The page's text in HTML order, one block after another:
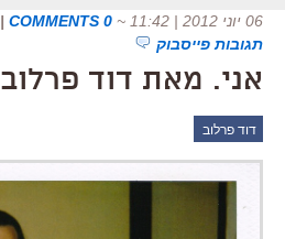
06 יוני 2012 | 11:42 ~
0 COMMENTS
|
תגובות פייסבוק
אני. מאת דוד פרלוב
דוד פרלוב